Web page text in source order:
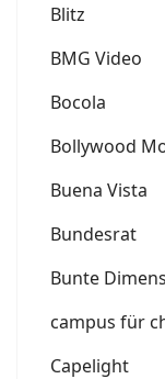
Blitz
BMG Video
Bocola
Bollywood
Buena Vista
Bundesrat
Bunte
campus für
Capelight